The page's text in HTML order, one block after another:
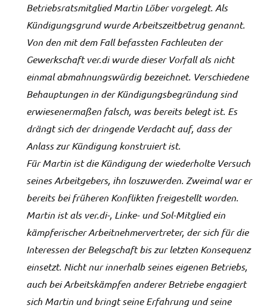
Betriebsratsmitglied Martin Löber vorgelegt. Als
Kündigungsgrund wurde Arbeitszeitbetrug genannt.
Von den mit dem Fall befassten Fachleuten der
Gewerkschaft ver.di wurde dieser Vorfall als nicht
einmal abmahnungswürdig bezeichnet. Verschiedene
Behauptungen in der Kündigungsbegründung sind
erwiesenermaßen falsch, was bereits belegt ist. Es
drängt sich der dringende Verdacht auf, dass der
Anlass zur Kündigung konstruiert ist.
Für Martin ist die Kündigung der wiederholte Versuch
seines Arbeitgebers, ihn loszuwerden. Zweimal war er
bereits bei früheren Konflikten freigestellt worden.
Martin ist als ver.di-, Linke- und Sol-Mitglied ein
kämpferischer Arbeitnehmervertreter, der sich für die
Interessen der Belegschaft bis zur letzten Konsequenz
einsetzt. Nicht nur innerhalb seines eigenen Betriebs,
auch bei Arbeitskämpfen anderer Betriebe engagiert
sich Martin und bringt seine Erfahrung und seine